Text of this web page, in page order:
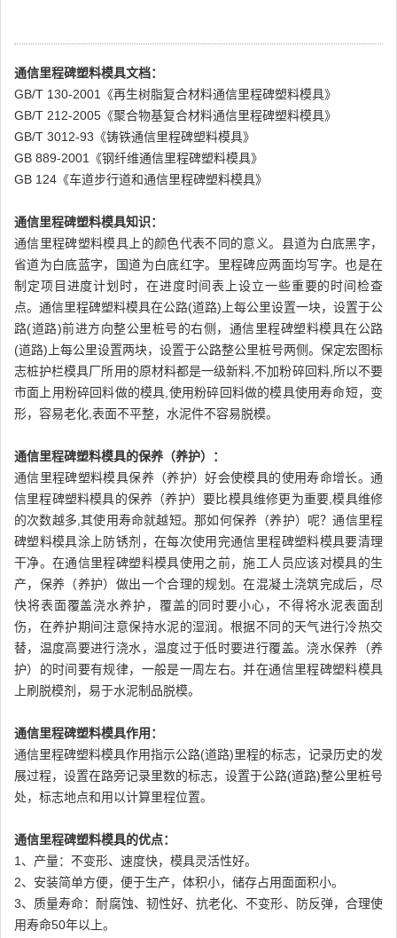
通信里程碑塑料模具文档：
GB/T 130-2001《再生树脂复合材料通信里程碑塑料模具》
GB/T 212-2005《聚合物基复合材料通信里程碑塑料模具》
GB/T 3012-93《铸铁通信里程碑塑料模具》
GB 889-2001《钢纤维通信里程碑塑料模具》
GB 124《车道步行道和通信里程碑塑料模具》
通信里程碑塑料模具知识：
通信里程碑塑料模具上的颜色代表不同的意义。县道为白底黑字，
省道为白底蓝字，国道为白底红字。里程碑应两面均写字。也是在
制定项目进度计划时，在进度时间表上设立一些重要的时间检查
点。通信里程碑塑料模具在公路(道路)上每公里设置一块，设置于公
路(道路)前进方向整公里桩号的右侧，通信里程碑塑料模具在公路
(道路)上每公里设置两块，设置于公路整公里桩号两侧。保定宏图标
志桩护栏模具厂所用的原材料都是一级新料,不加粉碎回料,所以不要
市面上用粉碎回料做的模具,使用粉碎回料做的模具使用寿命短，变
形，容易老化,表面不平整，水泥件不容易脱模。
通信里程碑塑料模具的保养（养护）：
通信里程碑塑料模具保养（养护）好会使模具的使用寿命增长。通
信里程碑塑料模具的保养（养护）要比模具维修更为重要,模具维修
的次数越多,其使用寿命就越短。那如何保养（养护）呢？通信里程
碑塑料模具涂上防锈剂，在每次使用完通信里程碑塑料模具要清理
干净。在通信里程碑塑料模具使用之前，施工人员应该对模具的生
产，保养（养护）做出一个合理的规划。在混凝土浇筑完成后，尽
快将表面覆盖浇水养护，覆盖的同时要小心，不得将水泥表面刮
伤，在养护期间注意保持水泥的湿润。根据不同的天气进行冷热交
替，温度高要进行浇水，温度过于低时要进行覆盖。浇水保养（养
护）的时间要有规律，一般是一周左右。并在通信里程碑塑料模具
上刷脱模剂，易于水泥制品脱模。
通信里程碑塑料模具作用：
通信里程碑塑料模具作用指示公路(道路)里程的标志，记录历史的发
展过程，设置在路旁记录里数的标志，设置于公路(道路)整公里桩号
处，标志地点和用以计算里程位置。
通信里程碑塑料模具的优点：
1、产量：不变形、速度快，模具灵活性好。
2、安装简单方便，便于生产，体积小，储存占用面面积小。
3、质量寿命：耐腐蚀、韧性好、抗老化、不变形、防反弹，合理使
用寿命50年以上。